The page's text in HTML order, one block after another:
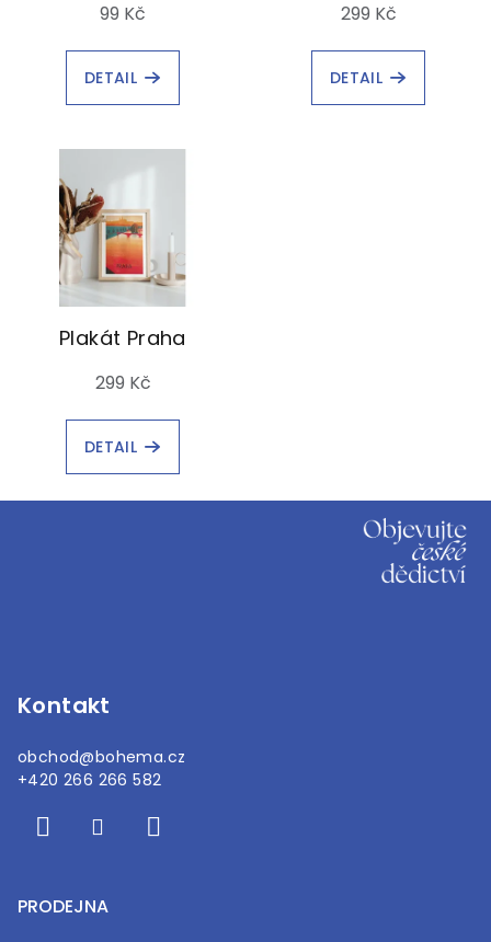
99 Kč
DETAIL
299 Kč
DETAIL
Plakát Praha
299 Kč
DETAIL
Kontakt
obchod@bohema.cz
+420 266 266 582
PRODEJNA